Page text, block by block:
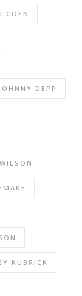
COEN
JOHNNY DEPP
KUBRICK